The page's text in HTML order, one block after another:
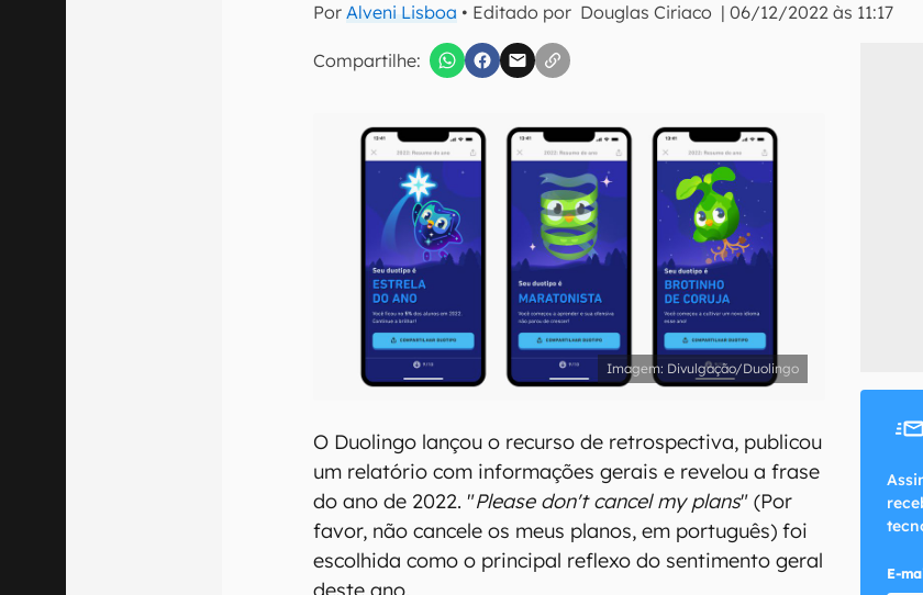
PorAlveni Lisboa • Editado por Douglas Ciriaco |06/12/2022 às 11:17
Compartilhe:
inscreva-se
Confirmo que li, aceito e concordo com os Termos de Uso e Política de
Divulgação/Duolingo
O Duolingo lançou o recurso de retrospectiva, publicou
um relatório com informações gerais e revelou a frase
do ano de 2022. "Please don't cancel my plans" (Por
favor, não cancele os meus planos, em português) foi
escolhida como o principal reflexo do sentimento geral
deste ano.
E-